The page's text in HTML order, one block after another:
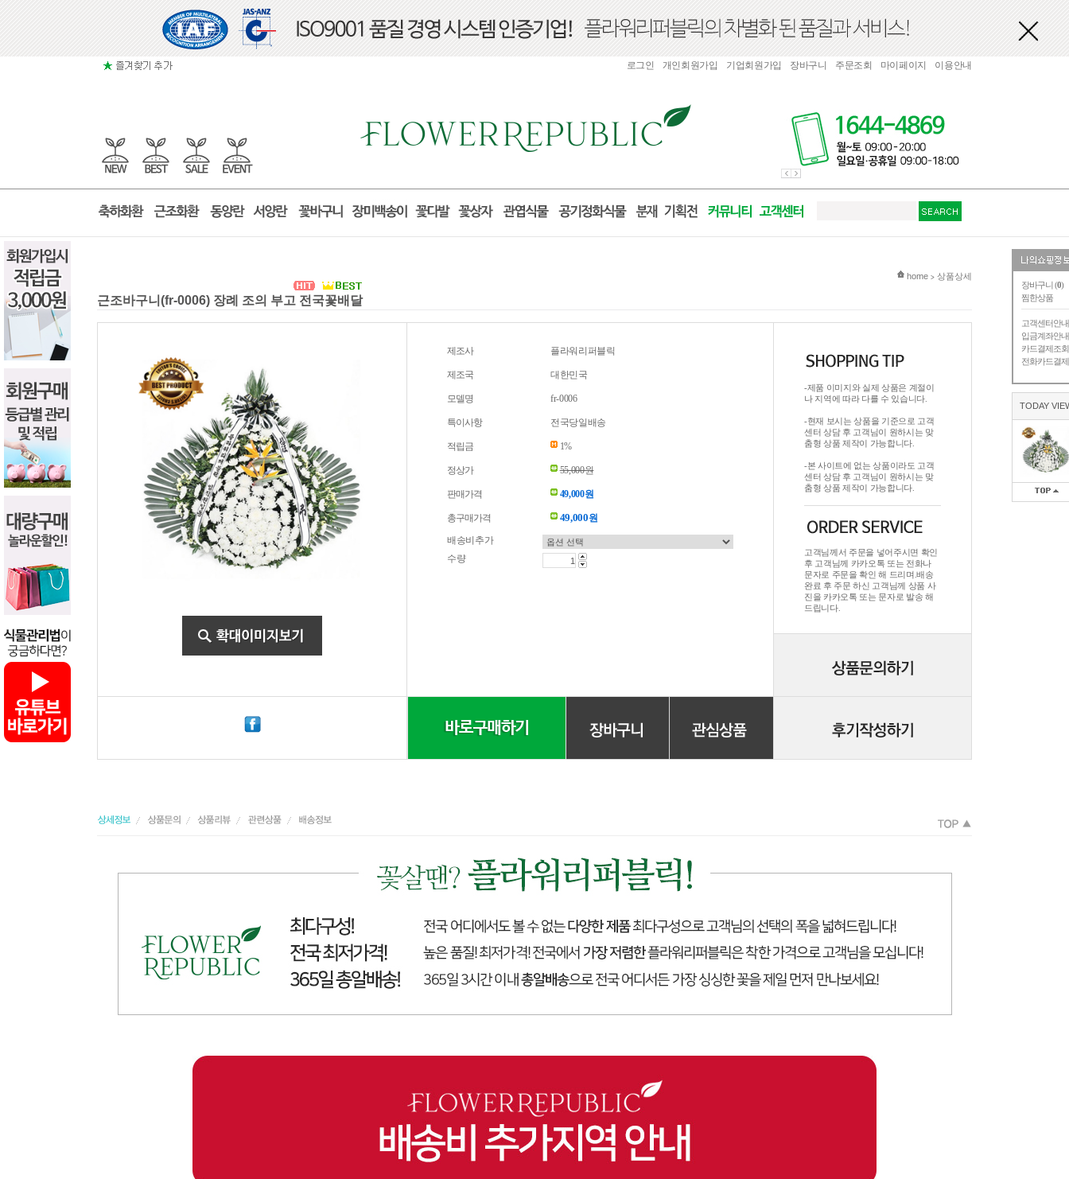
장바구니 (0)
찜한상품
고객센터안내
입금계좌안내
카드결제조회
전화카드결제
TODAY
로그인 개인회원가입 기업회원가입 장바구니 주문조회 마이페이지 이용안내
현재 위치
home > 상품상세
근조바구니(fr-0006) 장례 조의 부고 전국꽃배달
제조사 플라워리퍼블릭
제조국 대한민국
모델명 fr-0006
특이사항 전국당일배송
적립금 1%
정상가 55,000원
판매가격 49,000원
총구매가격 49,000원
배송비추가
수량
-제품 이미지와 실제 상품은 계절이
나 지역에 따라 다를 수 있습니다.
-현재 보시는 상품을 기준으로 고객
센터 상담 후 고객님이 원하시는 맞
춤형 상품 제작이 가능합니다.
-본 사이트에 없는 상품이라도 고객
센터 상담 후 고객님이 원하시는 맞
춤형 상품 제작이 가능합니다.
고객님께서 주문을 넣어주시면 확인
후 고객님께 카카오톡 또는 전화나
문자로 주문을 확인 해 드리며.배송
완료 후 주문 하신 고객님께 상품 사
진을 카카오톡 또는 문자로 발송 해
드립니다.